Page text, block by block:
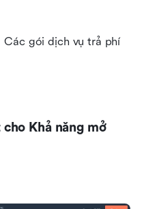
gói dịch vụ trả phí
Khả năng mở